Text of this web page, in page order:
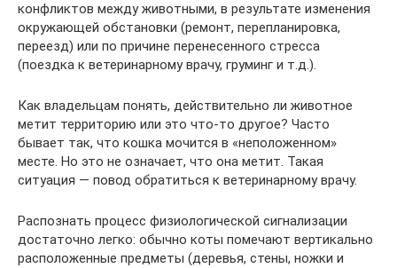
конфликтов между животными, в результате изменения
окружающей обстановки (ремонт, перепланировка,
переезд) или по причине перенесенного стресса
(поездка к ветеринарному врачу, груминг и т.д.).
Как владельцам понять, действительно ли животное
метит территорию или это что-то другое? Часто
бывает так, что кошка мочится в «неположенном»
месте. Но это не означает, что она метит. Такая
ситуация — повод обратиться к ветеринарному врачу.
Распознать процесс физиологической сигнализации
достаточно легко: обычно коты помечают вертикально
расположенные предметы (деревья, стены, ножки и